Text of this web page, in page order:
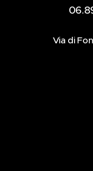
☎️
📍Via di